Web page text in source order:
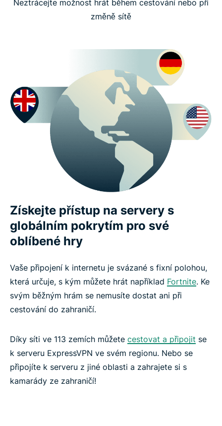
Neztrácejte možnost hrát během cestování nebo při
změně sítě
Získejte přístup na servery s
globálním pokrytím pro své
oblíbené hry
Vaše připojení k internetu je svázané s fixní polohou,
která určuje, s kým můžete hrát například Fortnite. Ke
svým běžným hrám se nemusíte dostat ani při
cestování do zahraničí.
Díky síti ve 113 zemích můžete cestovat a připojit se
k serveru ExpressVPN ve svém regionu. Nebo se
připojíte k serveru z jiné oblasti a zahrajete si s
kamarády ze zahraničí!